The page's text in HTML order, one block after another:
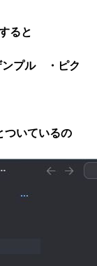
ると
プル ・ピク
いているの